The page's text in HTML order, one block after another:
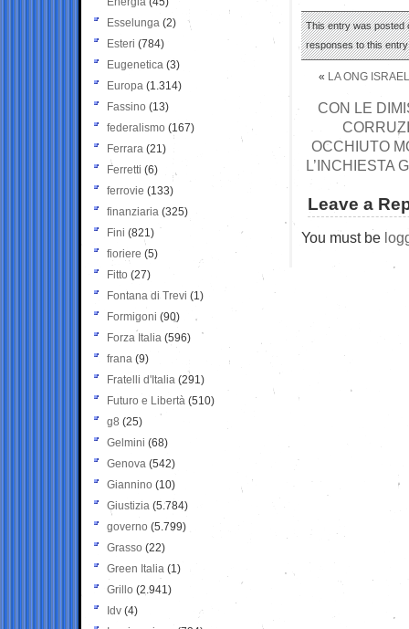
This entry was posted
responses to this
« LA ONG
CON LE
OCCHIUTO
L’INCHIESTA
Leave a
You must be
Esselunga (2)
Esteri (784)
Eugenetica (3)
Europa (1.314)
Fassino (13)
federalismo (167)
Ferrara (21)
Ferretti (6)
ferrovie (133)
finanziaria (325)
Fini (821)
fioriere (5)
Fitto (27)
Fontana di Trevi (1)
Formigoni (90)
Forza Italia (596)
frana (9)
Fratelli d'Italia (291)
Futuro e Libertà (510)
g8 (25)
Gelmini (68)
Genova (542)
Giannino (10)
Giustizia (5.784)
governo (5.799)
Grasso (22)
Green Italia (1)
Grillo (2.941)
Idv (4)